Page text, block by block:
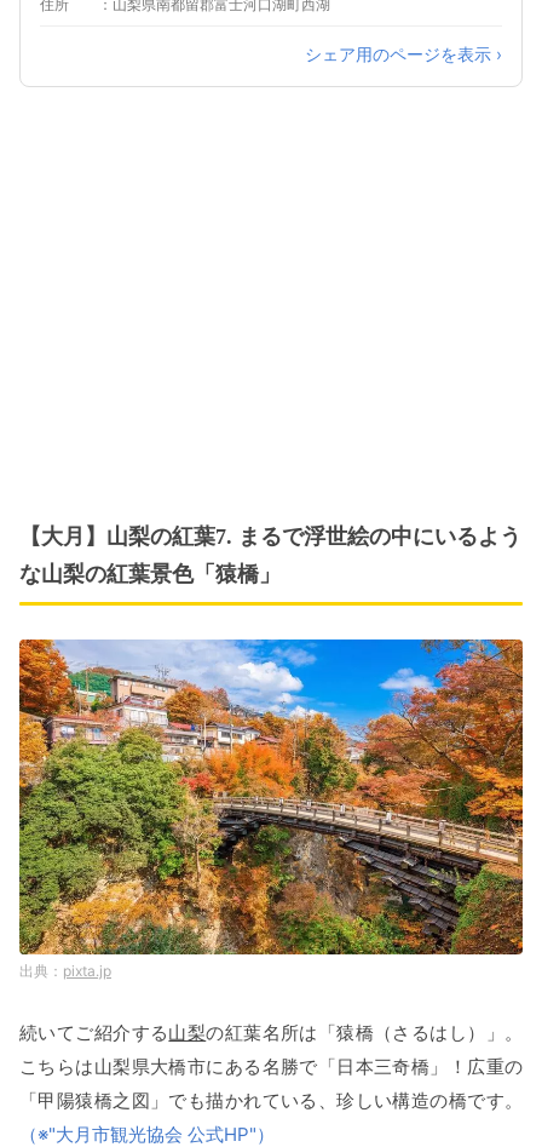
住所 山梨県南都留郡富士河口湖町西湖
シェア用のページを表示 ›
【大月】山梨の紅葉7. まるで浮世絵の中にいるよう
な山梨の紅葉景色「猿橋」
pixta.jp
続いてご紹介する山梨の紅葉名所は「猿橋（さるはし）」。
こちらは山梨県大橋市にある名勝で「日本三奇橋」！広重の
「甲陽猿橋之図」でも描かれている、珍しい構造の橋です。
（※"大月市観光協会 公式HP"）